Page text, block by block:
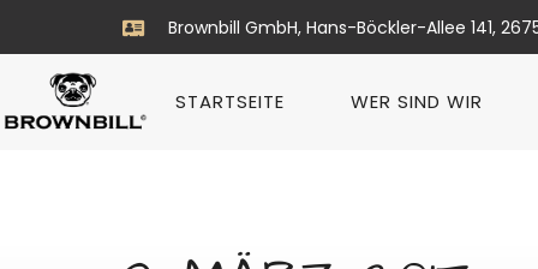
Brownbill GmbH, Hans-Böckler-Allee 141,
STARTSEITE WER SIND WIR